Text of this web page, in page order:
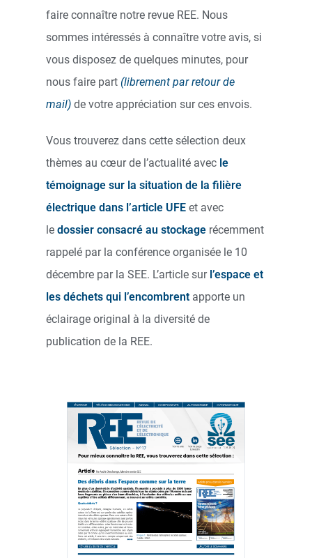
faire connaître notre revue REE. Nous
sommes intéressés à connaître votre avis, si
vous disposez de quelques minutes, pour
nous faire part (librement par retour de
mail) de votre appréciation sur ces envois.
Vous trouverez dans cette sélection deux
thèmes au cœur de l’actualité avec le
témoignage sur la situation de la filière
électrique dans l’article UFE et avec
le dossier consacré au stockage récemment
rappelé par la conférence organisée le 10
décembre par la SEE. L’article sur l’espace et
les déchets qui l’encombrent apporte un
éclairage original à la diversité de
publication de la REE.